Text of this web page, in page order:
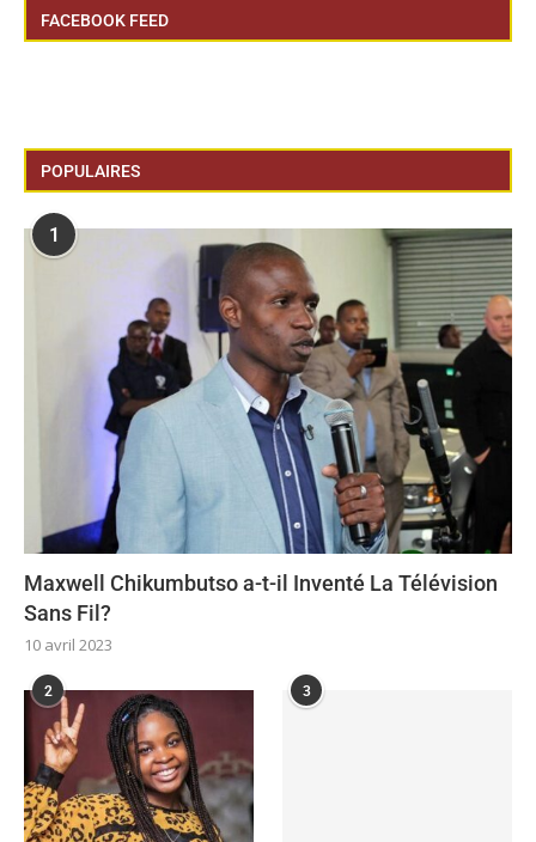
FACEBOOK FEED
POPULAIRES
1
Maxwell Chikumbutso a-t-il Inventé La Télévision
Sans Fil?
10 avril 2023
2 3